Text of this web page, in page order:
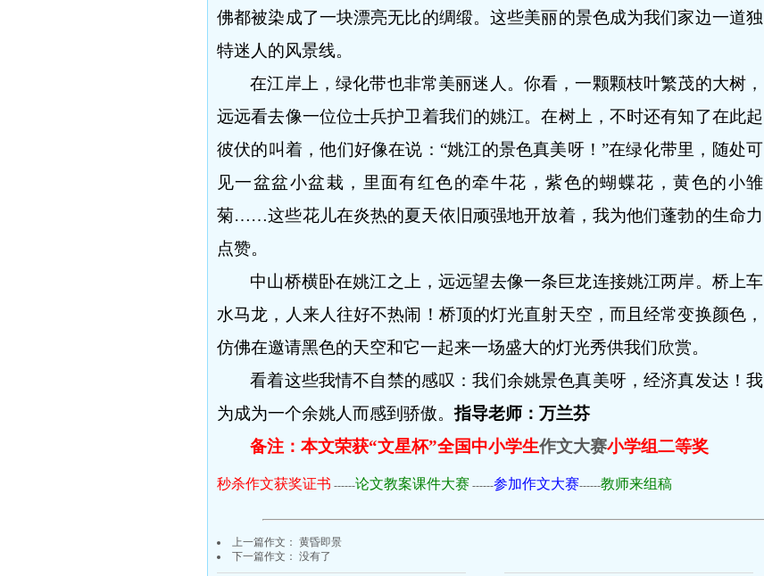
佛都被染成了一块漂亮无比的绸缎。这些美丽的景色成为我们家边一道独
特迷人的风景线。
在江岸上，绿化带也非常美丽迷人。你看，一颗颗枝叶繁茂的大树，
远远看去像一位位士兵护卫着我们的姚江。在树上，不时还有知了在此起
彼伏的叫着，他们好像在说： “姚江的景色真美呀！”在绿化带里，随处可
见一盆盆小盆栽，里面有红色的牵牛花，紫色的蝴蝶花，黄色的小雏
菊……这些花儿在炎热的夏天依旧顽强地开放着，我为他们蓬勃的生命力
点赞。
中山桥横卧在姚江之上，远远望去像一条巨龙连接姚江两岸。桥上车
水马龙，人来人往好不热闹！桥顶的灯光直射天空，而且经常变换颜色，
仿佛在邀请黑色的天空和它一起来一场盛大的灯光秀供我们欣赏。
看着这些我情不自禁的感叹：我们余姚景色真美呀，经济真发达！我
为成为一个余姚人而感到骄傲。指导老师：万兰芬
备注：本文荣获“文星杯”全国中小学生作文大赛小学组二等奖
秒杀作文获奖证书 ------论文教案课件大赛 ------参加作文大赛------教师来组稿
上一篇作文： 黄昏即景
下一篇作文： 没有了